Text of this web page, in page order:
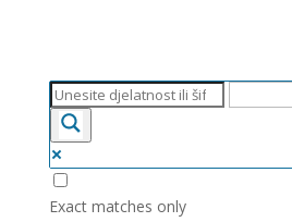
Exact matches only